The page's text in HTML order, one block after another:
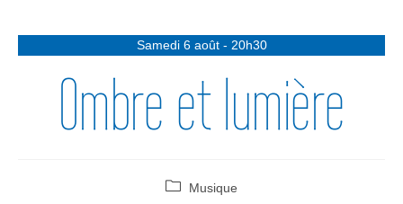
Samedi 6 août - 20h30
Ombre et lumière
Musique